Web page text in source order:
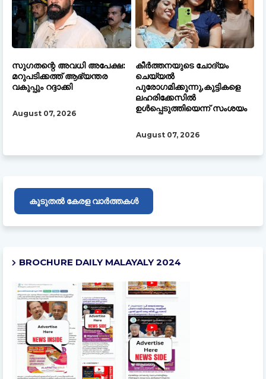
സുഗതന്റെ അവധി അപേക്ഷ:
മറുപടിക്കത്ത് ആഭ്യന്തര
വകുപ്പും റദ്ദാക്കി
August 07, 2026
കീർത്തനയുടെ ചോദ്യം
ചെയ്യൽ
പുരോഗമിക്കുന്നു,കുട്ടികളെ
ലഹരിക്കേസിൽ
ഉൾപ്പെടുത്തിയെന്ന് സംശയം
August 07, 2026
കൂടുതൽ കേരള വാർത്തകൾ
BROCHURE DAILY MALAYALY 2024